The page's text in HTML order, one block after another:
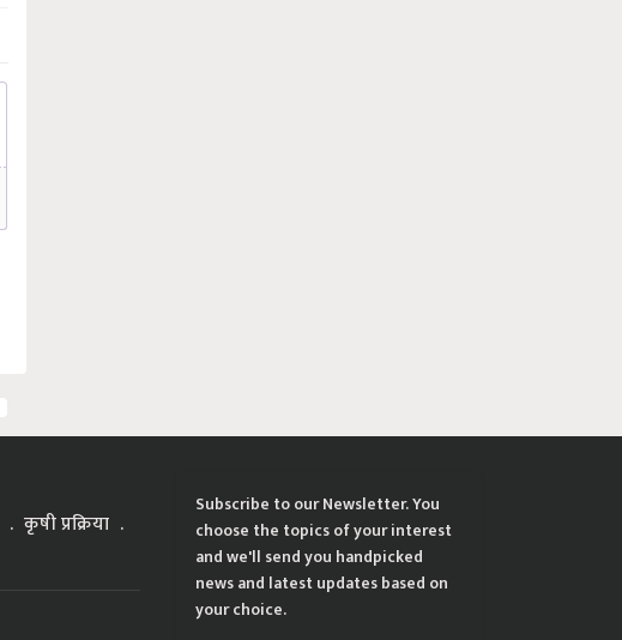
कृषी प्रक्रिया
Subscribe to our Newsletter. You
choose the topics of your interest
and we'll send you handpicked
news and latest updates based on
your choice.